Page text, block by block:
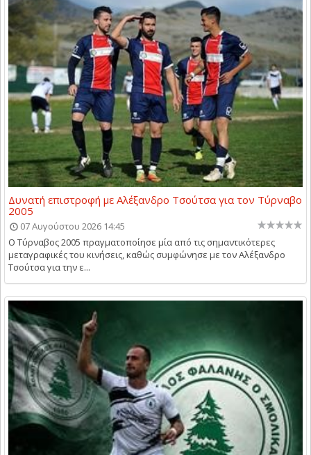
Δυνατή επιστροφή με Αλέξανδρο Τσούτσα για τον Τύρναβο
2005
07 Αυγούστου 2026 14:45
Ο Τύρναβος 2005 πραγματοποίησε μία από τις σημαντικότερες
μεταγραφικές του κινήσεις, καθώς συμφώνησε με τον Αλέξανδρο
Τσούτσα για την ε...